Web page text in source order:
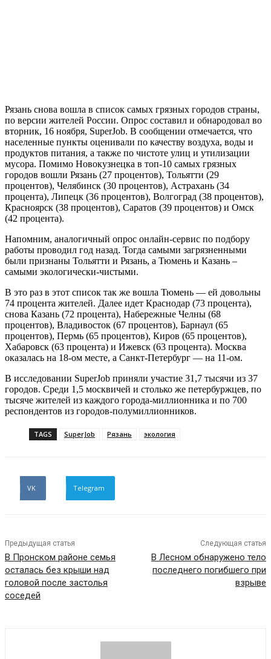
Рязань снова вошла в список самых грязных городов страны,
по версии жителей России. Опрос составил и обнародовал во
вторник, 16 ноября, SuperJob. В сообщении отмечается, что
населенные пункты оценивали по качеству воздуха, воды и
продуктов питания, а также по чистоте улиц и утилизации
мусора. Помимо Новокузнецка в топ-10 самых грязных
городов вошли Рязань (27 процентов), Тольятти (29
процентов), Челябинск (30 процентов), Астрахань (34
процента), Липецк (36 процентов), Волгоград (38 процентов),
Красноярск (38 процентов), Саратов (39 процентов) и Омск
(42 процента).
Напомним, аналогичный опрос онлайн-сервис по подбору
работы проводил год назад. Тогда самыми загрязненными
были признаны Тольятти и Рязань, а Тюмень и Казань –
самыми экологически-чистыми.
В это раз в этот список так же вошла Тюмень — ей довольны
74 процента жителей. Далее идет Краснодар (73 процента),
снова Казань (72 процента), Набережные Челны (68
процентов), Владивосток (67 процентов), Барнаул (65
процентов), Пермь (65 процентов), Киров (65 процентов),
Хабаровск (63 процента) и Ижевск (63 процента). Москва
оказалась на 18-ом месте, а Санкт-Петербург — на 11-ом.
В исследовании SuperJob приняли участие 31,7 тысячи из 37
городов. Среди 1,5 москвичей и столько же петербуржцев, по
тысяче жителей из каждого города-миллионника и по 700
респондентов из городов-полумиллионников.
TAGS SuperJob Рязань экология
VK Telegram
Предыдущая статья
В Пронском районе семья
осталась без крыши над
головой после застолья
соседей
Следующая статья
В Лесном обнаружено тело
последнего погибшего при
взрыве